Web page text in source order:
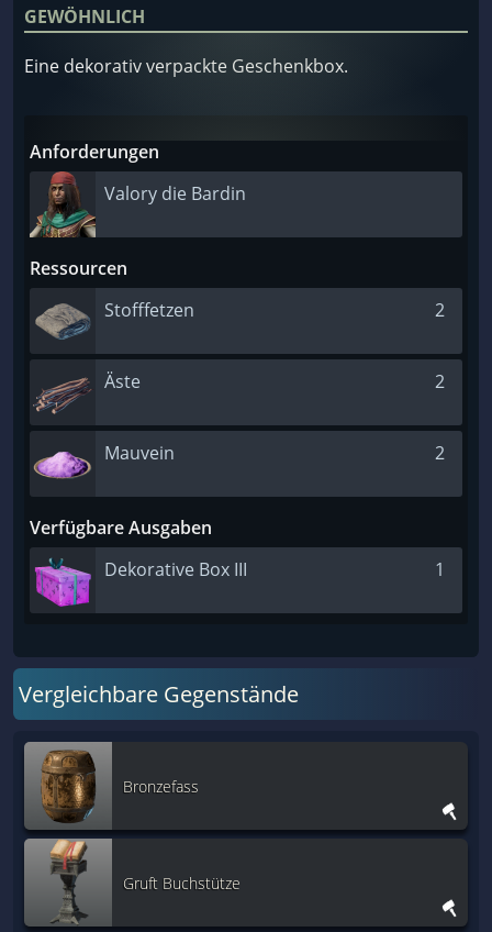
GEWÖHNLICH
Eine dekorativ verpackte Geschenkbox.
Anforderungen
Valory die Bardin
Ressourcen
Stofffetzen
2
Äste 2
Mauvein 2
Verfügbare Ausgaben
Dekorative Box III
1
Vergleichbare Gegenstände
Bronzefass
Gruft Buchstütze